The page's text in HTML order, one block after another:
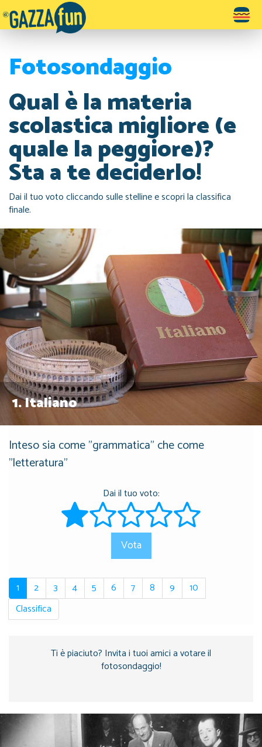
Toggle
Fotosondaggio
Qual è la materia
scolastica migliore (e
quale la peggiore)?
Sta a te deciderlo!
Dai il tuo voto cliccando sulle stelline e scopri la classifica
finale.
1.Italiano
Inteso sia come "grammatica" che come
"letteratura"
Dai il tuo voto:
Vota
1 2 3 4 5 6 7 8 9
10
Classifica
Ti è piaciuto? Invita i tuoi amici a votare il
fotosondaggio!